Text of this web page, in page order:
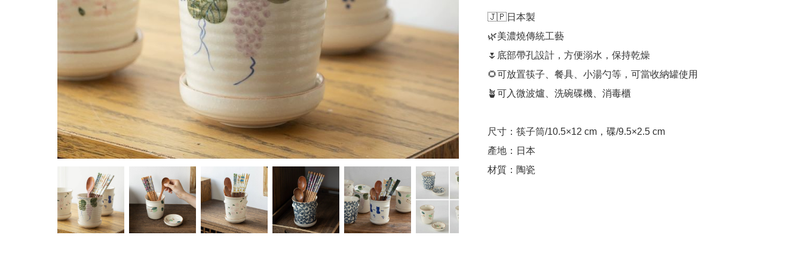
🇯🇵日本製
🌿美濃燒傳統工藝
🌷底部帶孔設計，方便溺水，保持乾燥
🌻可放置筷子、餐具、小湯勺等，可當收納罐使用
🪴可入微波爐、洗碗碟機、消毒櫃
尺寸：筷子筒/10.5×12 cm，碟/9.5×2.5 cm
產地：日本
材質：陶瓷